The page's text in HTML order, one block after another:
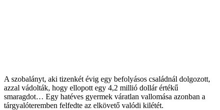
A szobalányt, aki tizenkét évig egy befolyásos családnál dolgozott,
azzal vádolták, hogy ellopott egy 4,2 millió dollár értékű
smaragdot… Egy hatéves gyermek váratlan vallomása azonban a
tárgyalóteremben felfedte az elkövető valódi kilétét.